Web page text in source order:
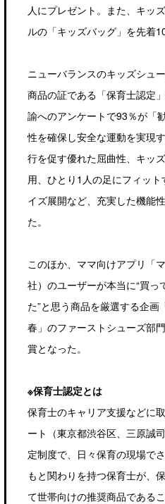
人にプレゼント。また、キッ
ルの「キッズバッグ」を先着
ニューバランスのキッズシュ
商品の証である「保育士認定
諭へのアンケートで93％が「
性を確保し安全な運動を実現
行を促す優れた屈曲性、キッ
用、ひとり1人の足にフィッ
イズ展開など、充実した機能
た。
このほか、ママ向けアプリ「
社）のユーザーが本当に“買っ
た”と思う商品を厳選する企画
春」のファーストシューズ部
賞となった。
※保育士認定とは
保育士のキャリア支援などに
ート（東京都渋谷区、三原誠
定制度で、日々保育の現場で
もと関わりを持つ保育士が、
て世帯向けの推奨商品である